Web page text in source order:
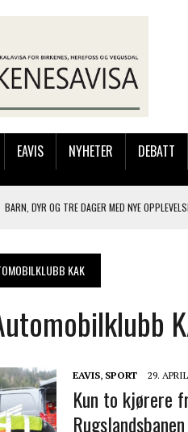
EAVIS NYHETER DEBATT
BARN, DYR OG TRE DAGER MED NYE
PÅ MUSEET
TIL OSLO: FLERE MISTER JOBBEN VED
KAK
EAVIS, SPORT 29.
Kun to kjørere
Rugslandsbanen